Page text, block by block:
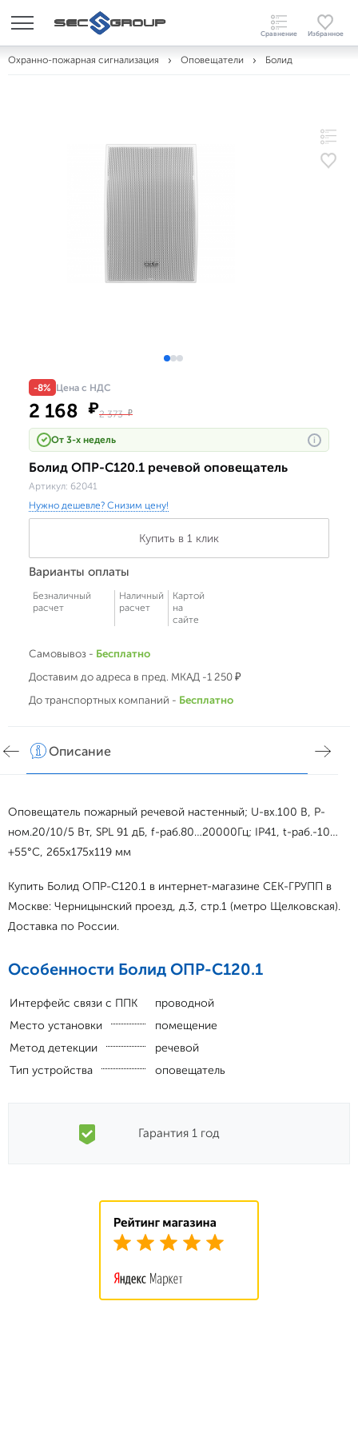
Охранно-пожарная сигнализация Оповещатели Болид
-8% Цена с НДС
2 168 ₽2 373₽
От 3-х недель i
Болид ОПР-С120.1 речевой оповещатель
Артикул: 62041
Нужно дешевле? Снизим цену!
Купить в 1 клик
Варианты оплаты
Безналичный
расчет
Наличный
расчет
Картой
на
сайте
Самовывоз - Бесплатно
Доставим до адреса в пред. МКАД -1 250 ₽
До транспортных компаний - Бесплатно
Описание
Оповещатель пожарный речевой настенный; U-вх.100 В, P-
ном.20/10/5 Вт, SPL 91 дБ, f-раб.80…20000Гц; IP41, t-раб.-10…
+55°С, 265х175х119 мм
Купить Болид ОПР-С120.1 в интернет-магазине СЕК-ГРУПП в
Москве: Черницынский проезд, д.3, стр.1 (метро Щелковская).
Доставка по России.
Особенности Болид ОПР-С120.1
Интерфейс связи с ППК
проводной
Место установки
помещение
Метод детекции
речевой
Тип устройства
оповещатель
Гарантия 1 год